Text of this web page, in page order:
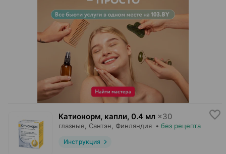
Катионорм, капли, 0.4 мл ×30
глазные, Сантэн , Финляндия • без рецепта
Инструкция